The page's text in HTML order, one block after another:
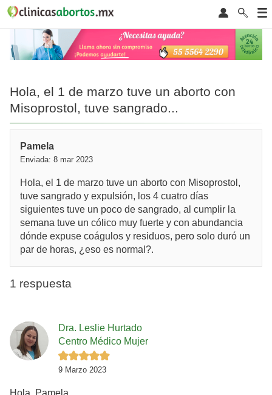
Hola, el 1 de marzo tuve un aborto con
Misoprostol, tuve sangrado...
Pamela
Enviada: 8 mar 2023
Hola, el 1 de marzo tuve un aborto con Misoprostol,
tuve sangrado y expulsión, los 4 cuatro días
siguientes tuve un poco de sangrado, al cumplir la
semana tuve un cólico muy fuerte y con abundancia
dónde expuse coágulos y residuos, pero solo duró un
par de horas, ¿eso es normal?.
1 respuesta
Dra. Leslie Hurtado
Centro Médico Mujer
9 Marzo 2023
Hola, Pamela